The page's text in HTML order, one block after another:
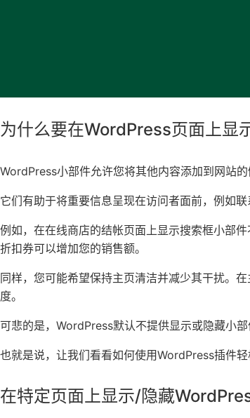
为什么要在WordPress页面上显
WordPress小部件允许您将其他内容添加到网站的
它们有助于将重要信息呈现在访问者面前，例如
例如，在在线商店的结帐页面上显示搜索框小部
折扣券可以增加您的销售额。
同样，您可能希望保持主页清洁并减少其干扰。
度。
可悲的是，WordPress默认不提供显示或隐藏小部
也就是说，让我们看看如何使用WordPress插件轻
在特定页面上显示/隐藏